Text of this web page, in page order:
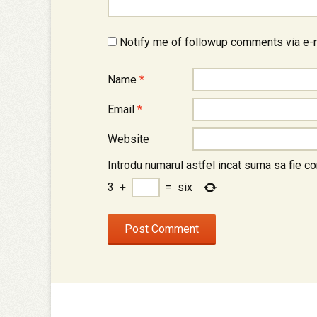
Notify me of followup comments via e-
Name *
Email *
Website
Introdu numarul astfel incat suma sa fie
3 + = six